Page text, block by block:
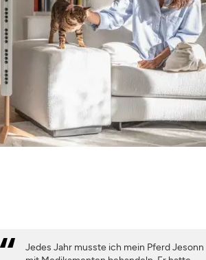
Jedes Jahr musste ich mein Pferd Jesonn